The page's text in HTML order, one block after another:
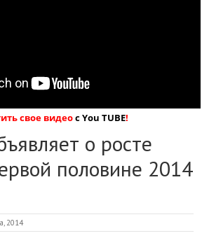
свое видеос You TUBE!
о росте
половине 2014
2014